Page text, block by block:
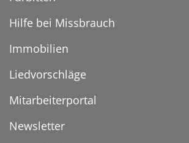
Hilfe bei Missbrauch
Immobilien
Liedvorschläge
Mitarbeiterportal
Newsletter